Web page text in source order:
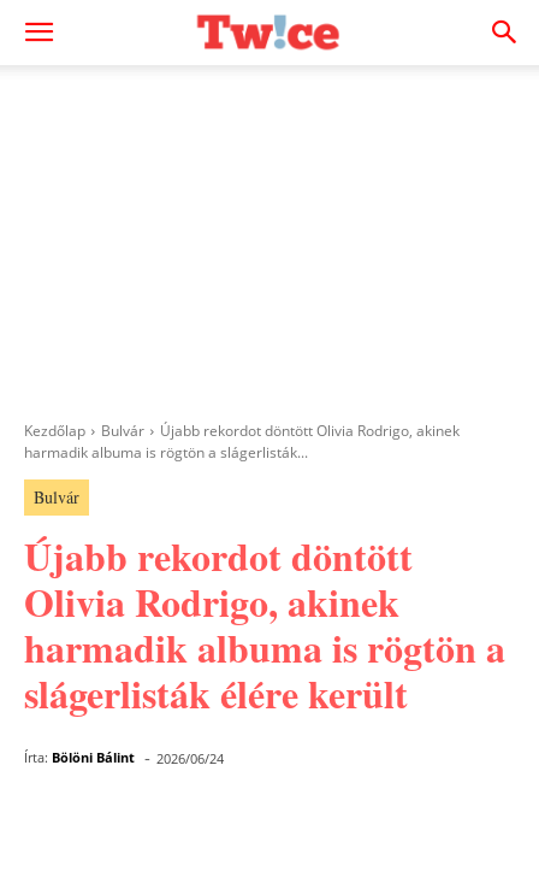
Kezdőlap Bulvár
Újabb rekordot döntött Olivia Rodrigo, akinek
harmadik albuma is rögtön a slágerlisták...
Bulvár
Újabb rekordot döntött
Olivia Rodrigo, akinek
harmadik albuma is rögtön a
slágerlisták élére került
Írta: Bölöni Bálint - 2026/06/24